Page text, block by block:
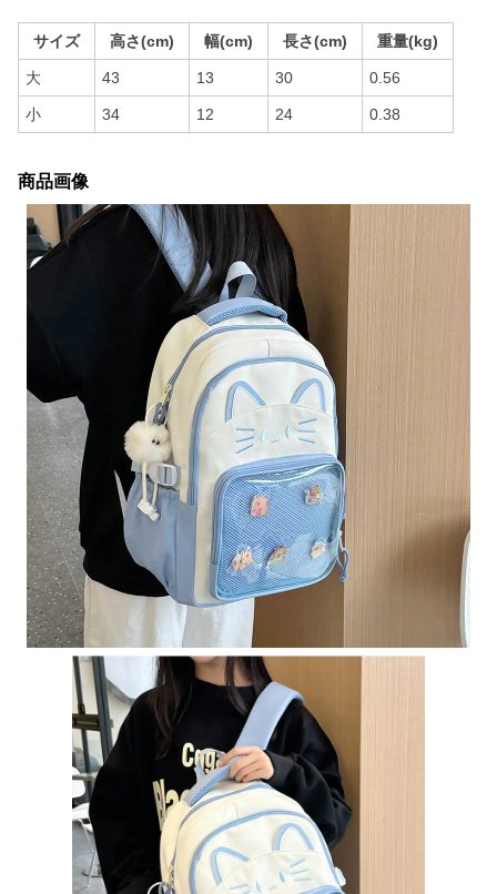
サイズ 高さ(cm) 幅(cm) 長さ(cm) 重量(kg)
大 43 13 30 0.56
小 34 12 24 0.38
商品画像